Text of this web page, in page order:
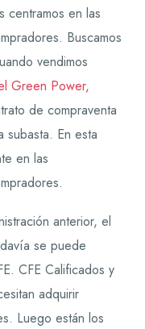
centramos en las
Buscamos
vendimos
Green Power,
de compraventa
subasta. En esta
en las
anterior, el
se puede
CFE Calificados y
adquirir
Luego están los